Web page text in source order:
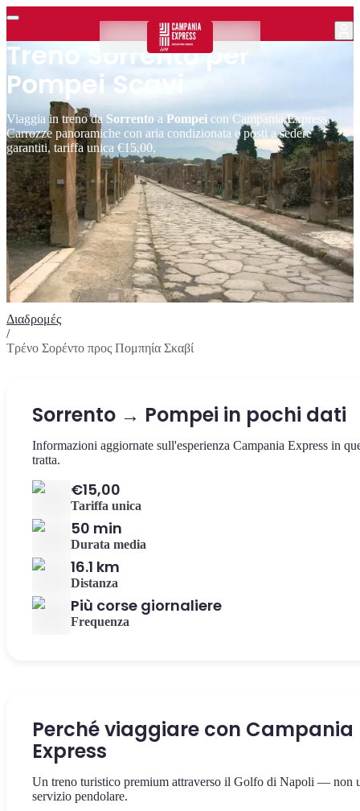
Treno Sorrento per
Pompei Scavi
Viaggia in treno da Sorrento a Pompei con Campania Express,
Carrozze panoramiche con aria condizionata e posti a sedere
garantiti, tariffa unica €15,00,
Διαδρομές
/
Τρένο Σορέντο προς Πομπηία Σκαβί
Sorrento → Pompei in pochi dati
Informazioni aggiornate sull'esperienza Campania Express in
tratta.
€15,00
Tariffa unica
50 min
Durata media
16.1 km
Distanza
Più corse giornaliere
Frequenza
Perché viaggiare con Campania
Express
Un treno turistico premium attraverso il Golfo di Napoli — non
servizio pendolare.